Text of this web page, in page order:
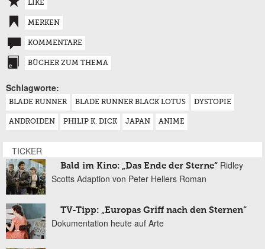
LIKE
MERKEN
KOMMENTARE
BÜCHER ZUM THEMA
Schlagworte:
BLADE RUNNER BLADE RUNNER BLACK LOTUS DYSTOPIE
ANDROIDEN PHILIP K. DICK JAPAN ANIME
TICKER
Bald im Kino: „Das Ende der Sterne“ Ridley
Scotts Adaption von Peter Hellers Roman
TV-Tipp: „Europas Griff nach den Sternen“
Dokumentation heute auf Arte